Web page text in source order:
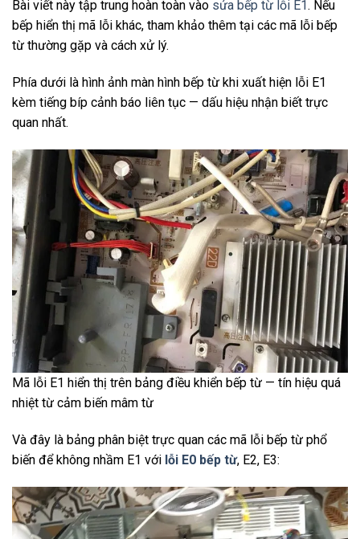
Bài viết này tập trung hoàn toàn vào sửa bếp từ lỗi E1. Nếu
bếp hiển thị mã lỗi khác, tham khảo thêm tại các mã lỗi bếp
từ thường gặp và cách xử lý.
Phía dưới là hình ảnh màn hình bếp từ khi xuất hiện lỗi E1
kèm tiếng bíp cảnh báo liên tục — dấu hiệu nhận biết trực
quan nhất.
Mã lỗi E1 hiển thị trên bảng điều khiển bếp từ — tín hiệu quá
nhiệt từ cảm biến mâm từ
Và đây là bảng phân biệt trực quan các mã lỗi bếp từ phổ
biến để không nhầm E1 với lỗi E0 bếp từ, E2, E3: